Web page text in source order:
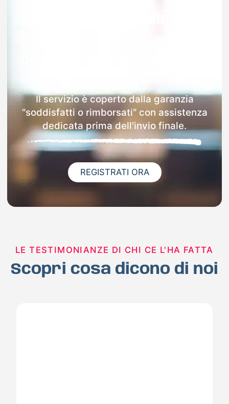
Il servizio è coperto dalla garanzia
"soddisfatti o rimborsati" con assistenza
dedicata prima dell'invio finale.
REGISTRATI ORA
LE TESTIMONIANZE DI CHI CE L'HA FATTA
Scopri cosa dicono di noi